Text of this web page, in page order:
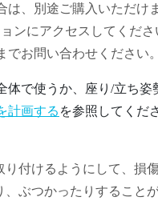
、別途ご購入いただけ
ンにアクセスしてくだ
お問い合わせください。
で使うか、座り/立ち姿
計画する を参照してくだ
付けるようにして、損
ぶつかったりすること